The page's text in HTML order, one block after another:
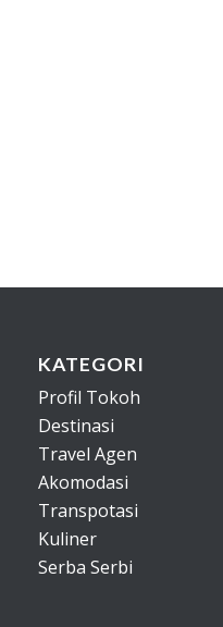
KATEGORI
Profil Tokoh
Destinasi
Travel Agen
Akomodasi
Transpotasi
Kuliner
Serba Serbi